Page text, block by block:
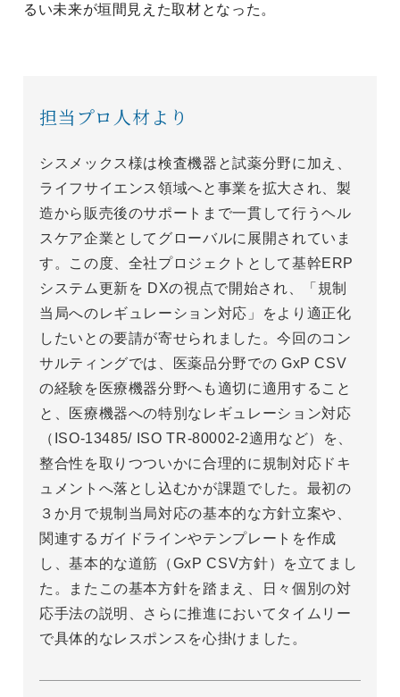
るい未来が垣間見えた取材となった。
担当プロ人材より
シスメックス様は検査機器と試薬分野に加え、
ライフサイエンス領域へと事業を拡大され、製
造から販売後のサポートまで一貫して行うヘル
スケア企業としてグローバルに展開されていま
す。この度、全社プロジェクトとして基幹ERP
システム更新を DXの視点で開始され、「規制
当局へのレギュレーション対応」をより適正化
したいとの要請が寄せられました。今回のコン
サルティングでは、医薬品分野での GxP CSV
の経験を医療機器分野へも適切に適用すること
と、医療機器への特別なレギュレーション対応
（ISO-13485/ ISO TR-80002-2適用など）を、
整合性を取りつついかに合理的に規制対応ドキ
ュメントへ落とし込むかが課題でした。最初の
３か月で規制当局対応の基本的な方針立案や、
関連するガイドラインやテンプレートを作成
し、基本的な道筋（GxP CSV方針）を立てまし
た。またこの基本方針を踏まえ、日々個別の対
応手法の説明、さらに推進においてタイムリー
で具体的なレスポンスを心掛けました。